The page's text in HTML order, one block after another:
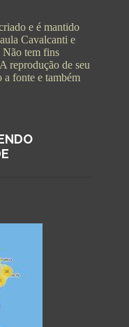
e é mantido
Cavalcanti e
tem fins
reprodução de seu
a fonte e também